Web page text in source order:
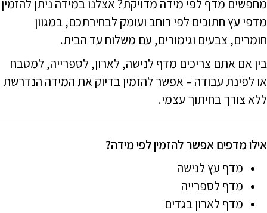
brightness_high ניגודיות בהירה
brightness_low ניגודיות כהה
format_underlined הוסף קו תחתון לקישורים
font_download סמן קישורים
האפשרויות
מחפשים מדף לפי מידה מדויקת? אצלנו במידה ניתן להזמין
מדפי עץ חתוכים לפי רוחב ועומק לבחירתכם, במגוון
חומרים, צבעים וגימורים, עם משלוח עד הבית.
בין אם אתם צריכים מדף לנישה, לארון, לספרייה, למטבח
או לפינת עבודה – אפשר להזמין בדיוק את המידה הנדרשת
ללא צורך בחיתוך עצמי.
אילו מדפים אפשר להזמין לפי מידה?
מדף עץ לנישה
מדף לספרייה
מדף לארון בגדים